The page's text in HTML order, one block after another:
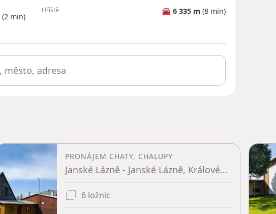
(2 min)
Hřiště 🚘 6 335 m (8 min)
PRONÁJEM CHATY, CHALUPY
Janské Lázně - Janské Lázně, Královéhradecký kraj
6 ložnic